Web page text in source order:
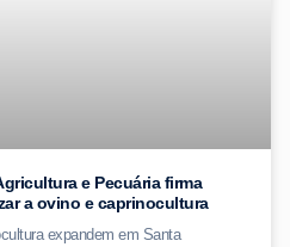
e Pecuária firma
a ovino e caprinocultura
expandem em Santa